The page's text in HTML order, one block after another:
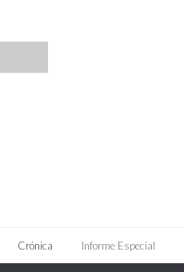
Crónica Informe Especial